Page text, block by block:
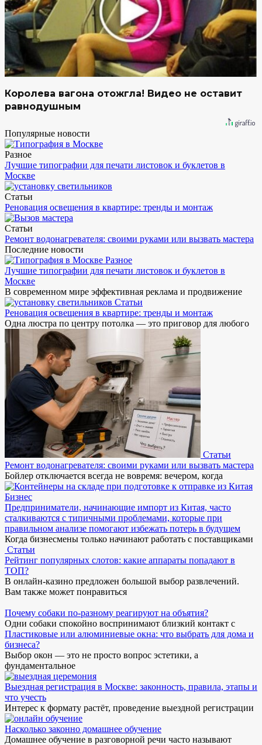
Королева вагона отожгла! Видео не оставит
равнодушным
Популярные новости
Разное
Лучшие типографии для печати листовок и буклетов в
Москве
Статьи
Реновация освещения в квартире: тренды и монтаж
Статьи
Ремонт водонагревателя: своими руками или вызвать мастера
Последние новости
Разное
Лучшие типографии для печати листовок и буклетов в
Москве
В современном мире эффективная реклама и продвижение
Статьи
Реновация освещения в квартире: тренды и монтаж
Одна люстра по центру потолка — это приговор для любого
Статьи
Ремонт водонагревателя: своими руками или вызвать мастера
Бойлер отключается всегда не вовремя: вечером, когда
Бизнес
Предприниматели, начинающие импорт из Китая, часто
сталкиваются с типичными проблемами, которые при
правильном анализе помогают избежать потерь в будущем
Когда бизнесмены только начинают работать с поставщиками
Статьи
Рейтинг популярных слотов: какие аппараты попадают в
ТОП?
В онлайн-казино предложен большой выбор развлечений.
Вам также может понравиться
Почему собаки по-разному реагируют на объятия?
Одни собаки спокойно воспринимают близкий контакт с
Пластиковые или алюминиевые окна: что выбрать для дома и
бизнеса?
Выбор окон — это не просто вопрос эстетики, а
фундаментальное
Выездная регистрация в Москве: законность, правила, этапы и
что учесть
Интерес к формату растёт, проведение выездной регистрации
Насколько законно домашнее обучение
Домашнее обучение в разговорной речи часто называют